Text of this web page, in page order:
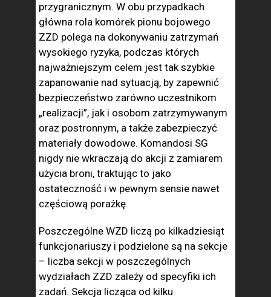
przygranicznym. W obu przypadkach
główna rola komórek pionu bojowego
ZZD polega na dokonywaniu zatrzymań
wysokiego ryzyka, podczas których
najważniejszym celem jest tak szybkie
zapanowanie nad sytuacją, by zapewnić
bezpieczeństwo zarówno uczestnikom
„realizacji”, jak i osobom zatrzymywanym
oraz postronnym, a także zabezpieczyć
materiały dowodowe. Komandosi SG
nigdy nie wkraczają do akcji z zamiarem
użycia broni, traktując to jako
ostateczność i w pewnym sensie nawet
częściową porażkę.
Poszczególne WZD liczą po kilkadziesiąt
funkcjonariuszy i podzielone są na sekcje
– liczba sekcji w poszczególnych
wydziałach ZZD zależy od specyfiki ich
zadań. Sekcja licząca od kilku